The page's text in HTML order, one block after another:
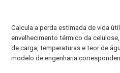
Calcula a perda estimada de vida
envelhecimento térmico da
de carga, temperaturas e teor de
modelo de engenharia